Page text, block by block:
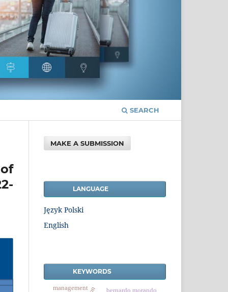
SEARCH
MAKE A SUBMISSION
LANGUAGE
Język Polski
English
KEYWORDS
management